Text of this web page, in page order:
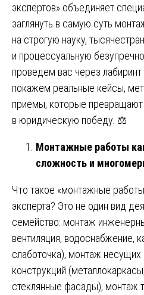
экспертов» объединяет
заглянуть в самую суть
на строгую науку,
и процессуальную
проведем вас через лабиринт
покажем реальные кейсы,
приемы, которые превращают
в юридическую победу. ⚖️
Монтажные работы
сложность и
Что такое «монтажные
эксперта? Это не один вид
семейство: монтаж
вентиляция, водоснабжение,
слаботочка), монтаж
конструкций
стеклянные фасады), монтаж